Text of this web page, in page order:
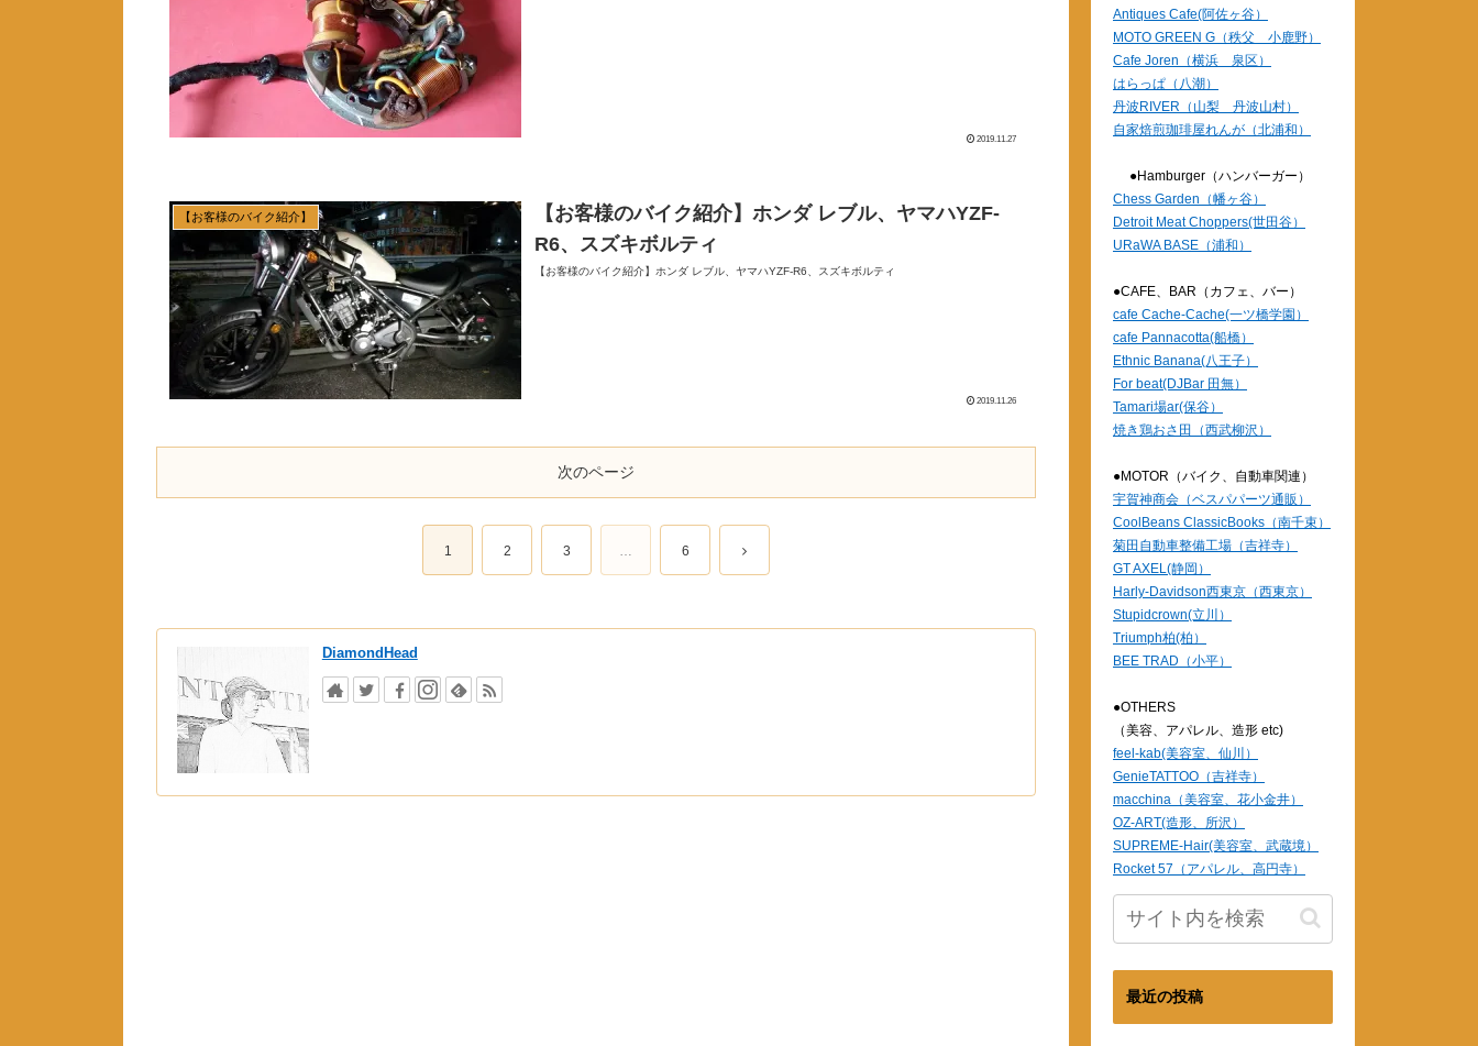
2019.11.27
【お客様のバイク紹介】
【お客様のバイク紹介】ホンダ レブル、ヤマハYZF-
R6、スズキボルティ
【お客様のバイク紹介】ホンダ レブル、ヤマハYZF-R6、スズキボルティ
2019.11.26
次のページ
1 2 3 6
DiamondHead
Antiques Cafe(阿佐ヶ谷）
MOTO GREEN G（秩父 小鹿野）
Cafe Joren（横浜 泉区）
はらっぱ（八潮）
丹波RIVER（山梨 丹波山村）
自家焙煎珈琲屋れんが（北浦和）
●Hamburger（ハンバーガー）
Chess Garden（幡ヶ谷）
Detroit Meat Choppers(世田谷）
URaWA BASE（浦和）
●CAFE、BAR（カフェ、バー）
cafe Cache-Cache(一ツ橋学園）
cafe Pannacotta(船橋）
Ethnic Banana(八王子）
For beat(DJBar 田無）
Tamari場ar(保谷）
焼き鶏おさ田（西武柳沢）
●MOTOR（バイク、自動車関連）
宇賀神商会（ベスパパーツ通販）
CoolBeans ClassicBooks（南千束）
菊田自動車整備工場（吉祥寺）
GT AXEL(静岡）
Harly-Davidson西東京（西東京）
Stupidcrown(立川）
Triumph柏(柏）
BEE TRAD（小平）
●OTHERS
（美容、アパレル、造形 etc)
feel-kab(美容室、仙川）
GenieTATTOO（吉祥寺）
macchina（美容室、花小金井）
OZ-ART(造形、所沢）
SUPREME-Hair(美容室、武蔵境）
Rocket 57（アパレル、高円寺）
最近の投稿